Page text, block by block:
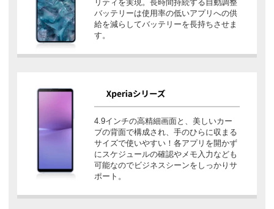
リティを実現。長時間持続する自動調整
バッテリーは使用率の低いアプリへの供
給を減らしてバッテリーを長持ちさせま
す。
4.9インチの高精細画面と、美しいカー
ブの背面で構成され、手のひらに収まる
サイズで使いやすい！各アプリを開かず
にスケジュールの確認やメモ入力なども
可能なのでビジネスシーンをしっかりサ
ポート。